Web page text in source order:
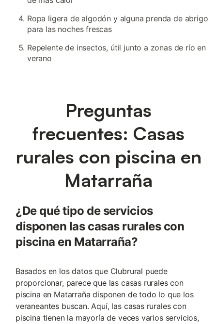
Ropa ligera de algodón y alguna prenda de abrigo
para las noches frescas
Repelente de insectos, útil junto a zonas de río en
verano
Preguntas
frecuentes: Casas
rurales con piscina en
Matarraña
¿De qué tipo de servicios
disponen las casas rurales con
piscina en Matarraña?
Basados en los datos que Clubrural puede
proporcionar, parece que las casas rurales con
piscina en Matarraña disponen de todo lo que los
veraneantes buscan. Aquí, las casas rurales con
piscina tienen la mayoría de veces varios servicios,